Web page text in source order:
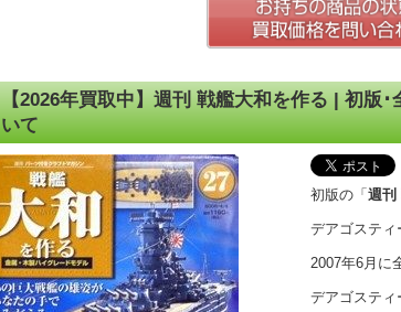
【2026年買取中】週刊 戦艦大和を作る | 初版･
いて
初版の「 週刊
デアゴスティ
2007年6月に
デアゴスティ